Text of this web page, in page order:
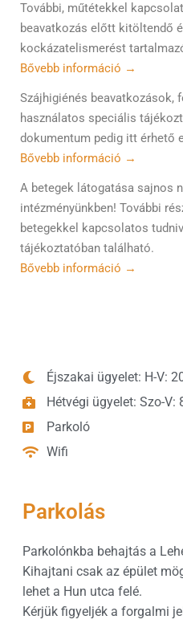
További, műtétekkel
beavatkozás előtt kitöltendő
kockázatelismerést
Bővebb információ →
Szájhigiénés beavatkozások,
használatos speciális
dokumentum pedig itt érhető
Bővebb információ →
A betegek látogatása sajnos
intézményünkben! További
betegekkel kapcsolatos
tájékoztatóban található.
Bővebb információ →
Éjszakai ügyelet: H-V:
Hétvégi ügyelet: Szo-V:
Parkoló
Wifi
Parkolás
Parkolónkba behajtás a
Kihajtani csak az épület
lehet a Hun utca felé.
Kérjük figyeljék a forgalmi